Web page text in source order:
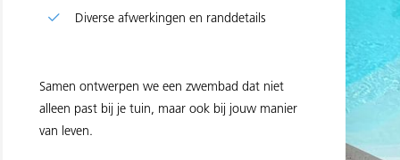
Diverse afwerkingen en randdetails
Samen ontwerpen we een zwembad dat niet
alleen past bij je tuin, maar ook bij jouw manier
van leven.